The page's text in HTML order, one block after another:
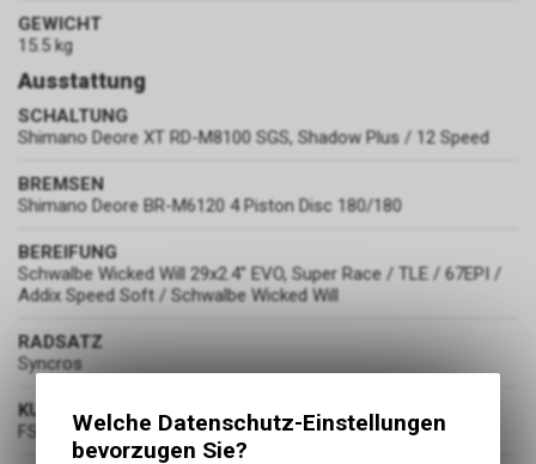
GEWICHT
15.5 kg
Ausstattung
SCHALTUNG
Shimano Deore XT RD-M8100 SGS, Shadow Plus / 12 Speed
BREMSEN
Shimano Deore BR-M6120 4 Piston Disc 180/180
BEREIFUNG
Schwalbe Wicked Will 29x2.4" EVO, Super Race / TLE / 67EPI /
Addix Speed Soft / Schwalbe Wicked Will
RADSATZ
Syncros
KURBELGARNITUR
FSA Alloy crankset / 175mm / 34T
Welche Datenschutz-Einstellungen
bevorzugen Sie?